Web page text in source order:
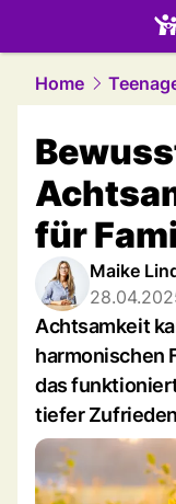
family.
Home
für
Maike
Achtsamkeit
harmonischen
das
tiefer